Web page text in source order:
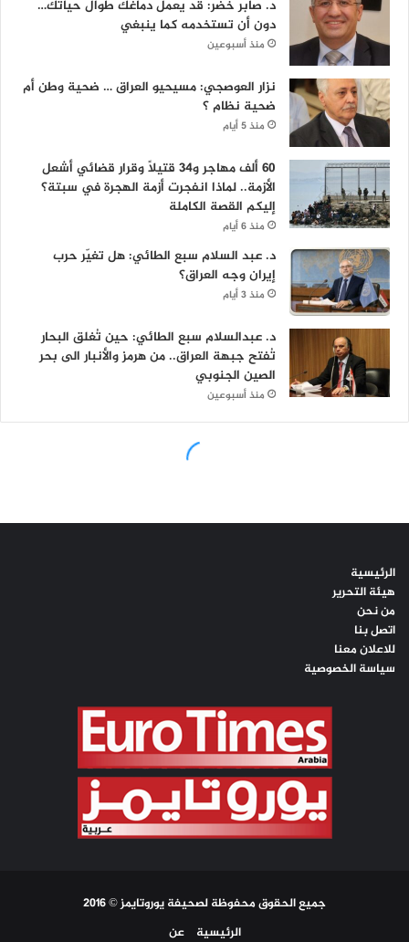
الرئيسية
هيئة التحرير
من نحن
اتصل بنا
للاعلان معنا
سياسة الخصوصية
جميع الحقوق محفوظة لصحيفة يوروتايمز © 2016
الرئيسية
عن